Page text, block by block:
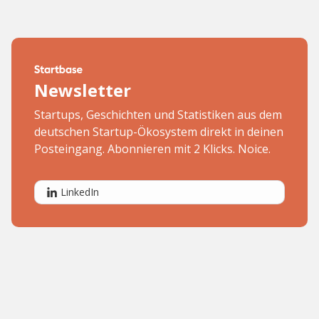
Newsletter
Startups, Geschichten und Statistiken aus dem
deutschen Startup-Ökosystem direkt in deinen
Posteingang. Abonnieren mit 2 Klicks. Noice.
LinkedIn